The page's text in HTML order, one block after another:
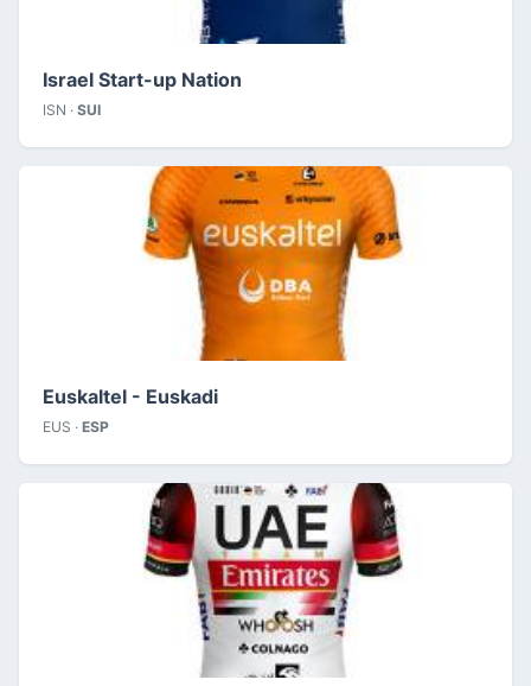
Israel Start-up Nation
ISN · SUI
Euskaltel - Euskadi
EUS · ESP